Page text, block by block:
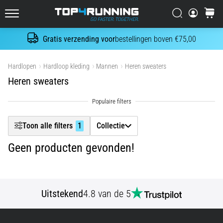
Gratis verzending voorbestellingen boven €75,00
Zoeken op
Zoeken
Er
zijn
talloze
manieren
je
te
geen
zorgen,
hebben
je.
Hardlopen Hardloop kleding Mannen Heren sweaters
Heren sweaters
Toon alle filters 1 Collectie
Filtr
Producten tonen
Geen producten gevonden!
Uitstekend4.8 van de 5